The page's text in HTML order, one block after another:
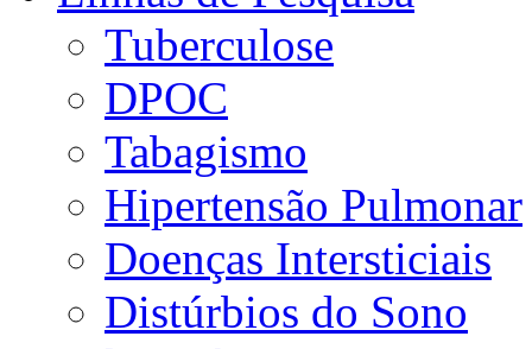
Tuberculose
DPOC
Tabagismo
Hipertensão Pulmonar
Doenças Intersticiais
Distúrbios do Sono